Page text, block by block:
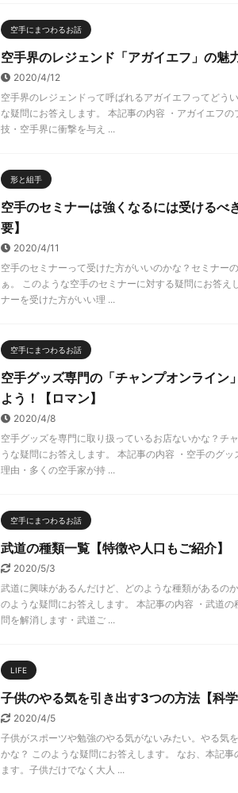
空手にまつわるお話
空手界のレジェンド「アガイエフ」の魅
2020/4/12
空手界のレジェンドって呼ばれるアガイエフってどう
な疑問にお答えします。 本記事の内容 ・アガイエフ
技・空手界に衝撃を与え ...
形と組手
空手のセミナーは強くなるには受けるべ
要】
2020/4/11
空手のセミナーって受けた方がいいのかな？セミナー
ぁ。 このような空手のセミナーに対する疑問にお答え
ナーを受けた方がいい理 ...
空手にまつわるお話
空手グッズ専門の「チャンプオンライン
よう！【ロマン】
2020/4/8
空手グッズを専門に取り扱っているお店ないかな？チ
うな疑問にお答えします。 本記事の内容 ・空手のグ
理由・多くの空手家が持 ...
空手にまつわるお話
武道の種類一覧【特徴や人口もご紹介】
2020/5/3
武道に興味があるんだけど、どのような種類があるの
のような疑問にお答えします。 本記事の内容 ・武道
問を解消します・武道ご ...
LIFE
子供のやる気を引き出す3つの方法【科学
2020/4/5
子供がスポーツや勉強のやる気がないみたい。やる気
かな？ このような疑問にお答えします。 なお、本記
ます。子供だけでなく大人 ...